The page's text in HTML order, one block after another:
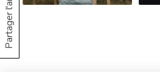
Partager l'article